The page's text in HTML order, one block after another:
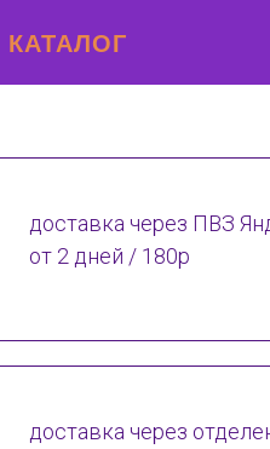
КАТАЛОГ
доставка через ПВЗ
от 2 дней / 180р
доставка через